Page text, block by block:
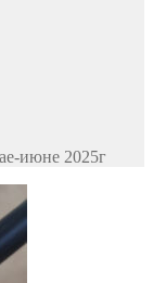
июне 2025г